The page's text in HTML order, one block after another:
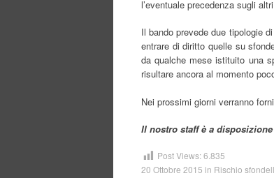
l’eventuale precedenza sugli
Il bando prevede due tipologie
entrare di diritto quelle su
da qualche mese istituito una
risultare ancora al momento
Nei prossimi giorni verranno
Il nostro staff è a
Post Views:6.835
20 Ottobre 2015 in Rischio